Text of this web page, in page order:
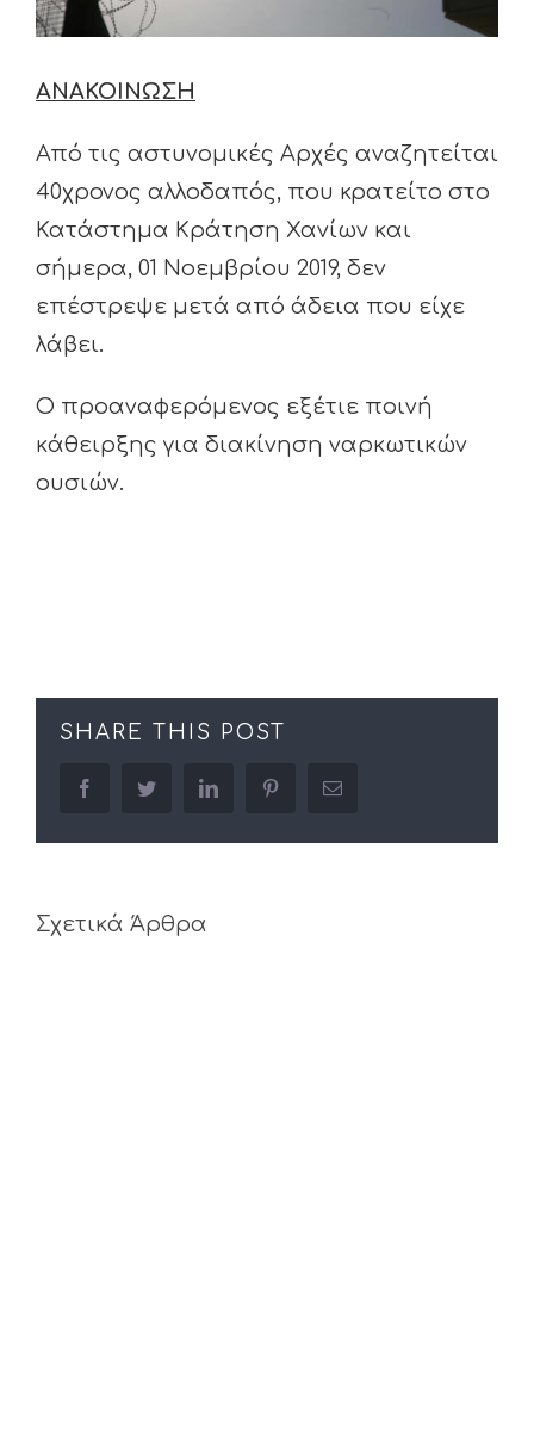
ΑΝΑΚΟΙΝΩΣΗ
Από τις αστυνομικές Αρχές αναζητείται
40χρονος αλλοδαπός, που κρατείτο στο
Κατάστημα Κράτηση Χανίων και
σήμερα, 01 Νοεμβρίου 2019, δεν
επέστρεψε μετά από άδεια που είχε
λάβει.
Ο προαναφερόμενος εξέτιε ποινή
κάθειρξης για διακίνηση ναρκωτικών
ουσιών.
SHARE THIS POST
facebooktwitter linkedin pinterestEmail
Σχετικά Άρθρα